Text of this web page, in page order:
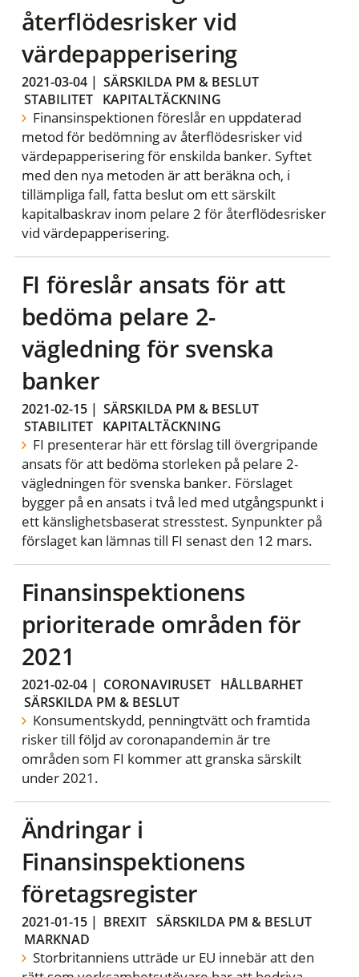
återflödesrisker vid
värdepapperisering
2021-03-04| SÄRSKILDA PM & BESLUT
STABILITET
KAPITALTÄCKNING
Finansinspektionen föreslår en uppdaterad
metod för bedömning av återflödesrisker vid
värdepapperisering för enskilda banker. Syftet
med den nya metoden är att beräkna och, i
tillämpliga fall, fatta beslut om ett särskilt
kapitalbaskrav inom pelare 2 för återflödesrisker
vid värdepapperisering.
FI föreslår ansats för att
bedöma pelare 2-
vägledning för svenska
banker
2021-02-15| SÄRSKILDA PM & BESLUT
STABILITET
KAPITALTÄCKNING
FI presenterar här ett förslag till övergripande
ansats för att bedöma storleken på pelare 2-
vägledningen för svenska banker. Förslaget
bygger på en ansats i två led med utgångspunkt i
ett känslighetsbaserat stresstest. Synpunkter på
förslaget kan lämnas till FI senast den 12 mars.
Finansinspektionens
prioriterade områden för
2021
2021-02-04| CORONAVIRUSET
HÅLLBARHET
SÄRSKILDA PM & BESLUT
Konsumentskydd, penningtvätt och framtida
risker till följd av coronapandemin är tre
områden som FI kommer att granska särskilt
under 2021.
Ändringar i
Finansinspektionens
företagsregister
2021-01-15| BREXIT SÄRSKILDA PM & BESLUT
MARKNAD
Storbritanniens utträde ur EU innebär att den